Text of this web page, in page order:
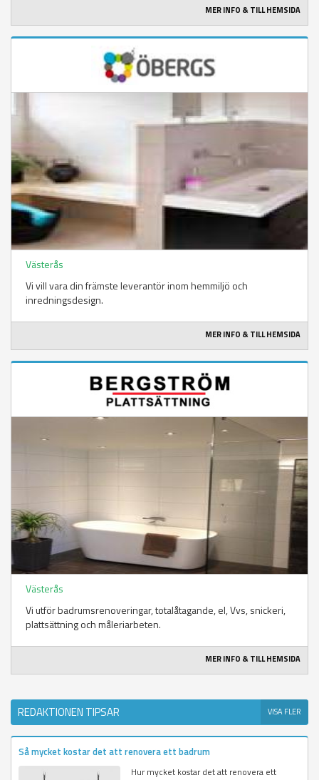
MER INFO & TILL HEMSIDA
Västerås
Vi vill vara din främste leverantör inom hemmiljö och
inredningsdesign.
MER INFO & TILL HEMSIDA
Västerås
Vi utför badrumsrenoveringar, totalåtagande, el, Vvs, snickeri,
plattsättning och måleriarbeten.
MER INFO & TILL HEMSIDA
REDAKTIONEN TIPSAR VISA FLER
Så mycket kostar det att renovera ett badrum
Hur mycket kostar det att renovera ett